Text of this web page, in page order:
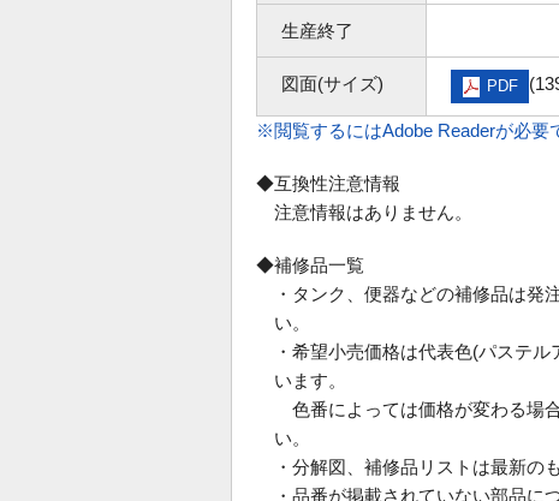
生産終了
図面(サイズ) PDF
※閲覧するにはAdobe Readerが必要
◆互換性注意情報
注意情報はありません。
◆補修品一覧
・タンク、便器などの補修品は発
い。
・希望小売価格は代表色(パステ
います。
色番によっては価格が変わる場
い。
・分解図、補修品リストは最新の
・品番が掲載されていない部品に